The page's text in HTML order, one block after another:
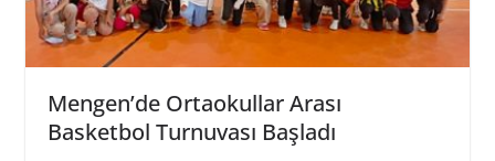
Mengen’de Ortaokullar Arası
Basketbol Turnuvası Başladı